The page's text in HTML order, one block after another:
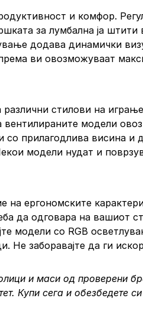
и комфор.
за лумбална ја штити
додава динамички
ви овозможуваат
стилови на
модели
прилагодлива висина и
модели нудат и
ергономските
да одговара на вашиот
модели со RGB
заборавајте да ги
и маси од проверени
Купи сега и обезбедете